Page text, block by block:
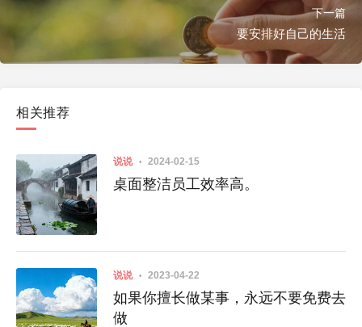
下一篇
要安排好自己的生活
相关推荐
说说 2024-02-15
桌面整洁员工效率高。
说说 2023-04-22
如果你擅长做某事，永远不要免费去
做